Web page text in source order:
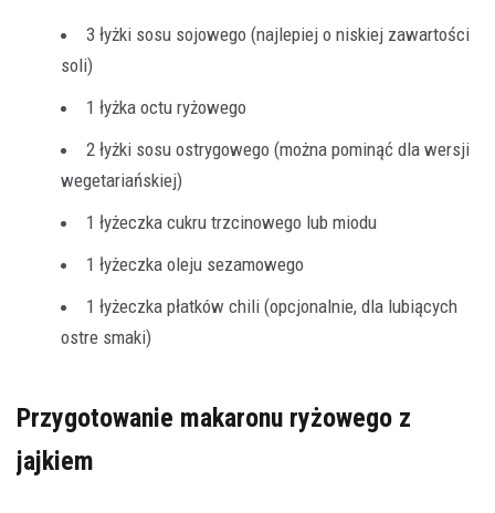
3 łyżki sosu sojowego (najlepiej o niskiej zawartości
soli)
1 łyżka octu ryżowego
2 łyżki sosu ostrygowego (można pominąć dla wersji
wegetariańskiej)
1 łyżeczka cukru trzcinowego lub miodu
1 łyżeczka oleju sezamowego
1 łyżeczka płatków chili (opcjonalnie, dla lubiących
ostre smaki)
Przygotowanie makaronu ryżowego z
jajkiem